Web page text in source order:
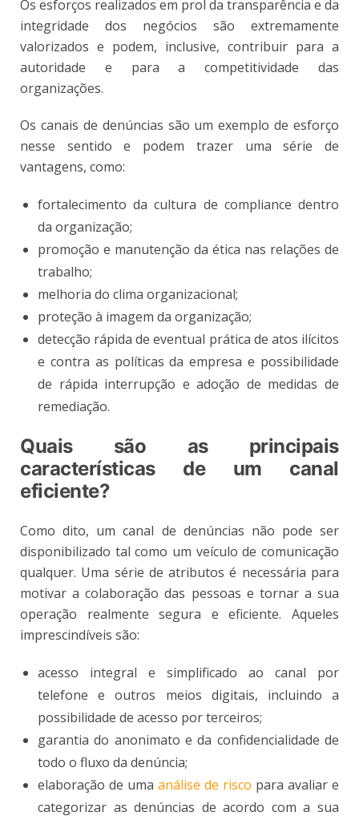
Os esforços realizados em prol da transparência e da
integridade dos negócios são extremamente
valorizados e podem, inclusive, contribuir para a
autoridade e para a competitividade das
organizações.
Os canais de denúncias são um exemplo de esforço
nesse sentido e podem trazer uma série de
vantagens, como:
fortalecimento da cultura de compliance dentro
da organização;
promoção e manutenção da ética nas relações de
trabalho;
melhoria do clima organizacional;
proteção à imagem da organização;
detecção rápida de eventual prática de atos ilícitos
e contra as políticas da empresa e possibilidade
de rápida interrupção e adoção de medidas de
remediação.
Quais são as principais
características de um canal
eficiente?
Como dito, um canal de denúncias não pode ser
disponibilizado tal como um veículo de comunicação
qualquer. Uma série de atributos é necessária para
motivar a colaboração das pessoas e tornar a sua
operação realmente segura e eficiente. Aqueles
imprescindíveis são:
acesso integral e simplificado ao canal por
telefone e outros meios digitais, incluindo a
possibilidade de acesso por terceiros;
garantia do anonimato e da confidencialidade de
todo o fluxo da denúncia;
elaboração de uma análise de risco para avaliar e
categorizar as denúncias de acordo com a sua